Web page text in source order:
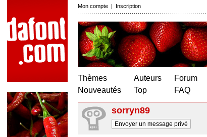
Mon compte | Inscription
Thèmes
Nouveautés
Auteurs
Top
Forum
FAQ
sorryn89
Envoyer un message privé